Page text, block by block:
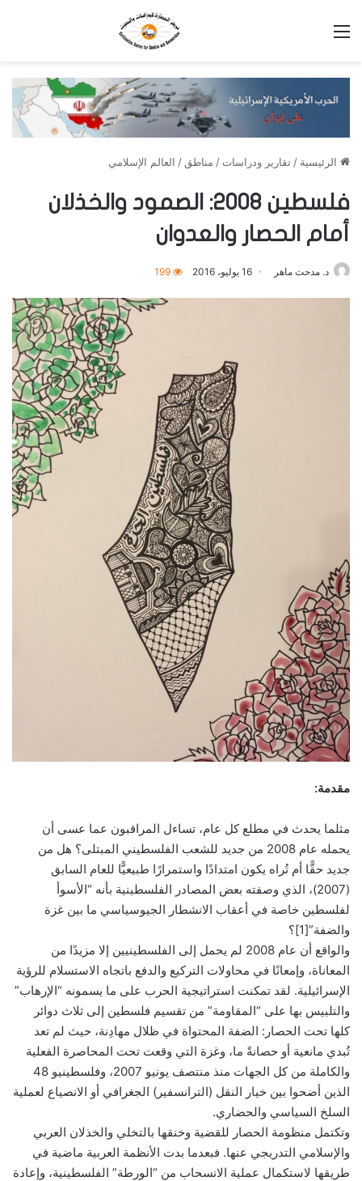
الرئيسية / تقارير ودراسات / مناطق / العالم الإسلامي
فلسطين 2008: الصمود والخذلان
أمام الحصار والعدوان
د. مدحت ماهر 16 يوليو، 2016 199
مقدمة:
مثلما يحدث في مطلع كل عام، تساءل المراقبون عما عسى أن
يحمله عام 2008 من جديد للشعب الفلسطيني المبتلى؟ هل من
جديد حقًّا أم تُراه يكون امتدادًا واستمرارًا طبيعيًّا للعام السابق
(2007)، الذي وصفته بعض المصادر الفلسطينية بأنه “الأسوأ
لفلسطين خاصة في أعقاب الانشطار الجيوسياسي ما بين غزة
والضفة”[1]؟
والواقع أن عام 2008 لم يحمل إلى الفلسطينيين إلا مزيدًا من
المعاناة، وإمعانًا في محاولات التركيع والدفع باتجاه الاستسلام للرؤية
الإسرائيلية. لقد تمكنت استراتيجية الحرب على ما يسمونه “الإرهاب”
والتلبيس بها على “المقاومة” من تقسيم فلسطين إلى ثلاث دوائر
كلها تحت الحصار: الضفة المحتواة في ظلال مهادِنة، حيث لم تعد
تُبدي مانعية أو حصانةً ما، وغزة التي وقعت تحت المحاصرة الفعلية
والكاملة من كل الجهات منذ منتصف يونيو 2007، وفلسطينيو 48
الذين أضحوا بين خيار النقل (الترانسفير) الجغرافي أو الانصياع لعملية
السلخ السياسي والحضاري.
وتكتمل منظومة الحصار للقضية وخنقها بالتخلي والخذلان العربي
والإسلامي التدريجي عنها. فبعدما بدت الأنظمة العربية ماضية في
طريقها لاستكمال عملية الانسحاب من “الورطة” الفلسطينية، وإعادة